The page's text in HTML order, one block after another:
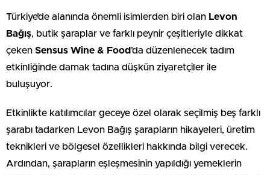
Türkiye’de alanında önemli isimlerden biri olan Levon
Bağış, butik şaraplar ve farklı peynir çeşitleriyle dikkat
çeken Sensus Wine & Food ’da düzenlenecek tadım
etkinliğinde damak tadına düşkün ziyaretçiler ile
buluşuyor.
Etkinlikte katılımcılar geceye özel olarak seçilmiş beş farklı
şarabı tadarken Levon Bağış şarapların hikayeleri, üretim
teknikleri ve bölgesel özellikleri hakkında bilgi verecek.
Ardından, şarapların eşleşmesinin yapıldığı yemeklerin